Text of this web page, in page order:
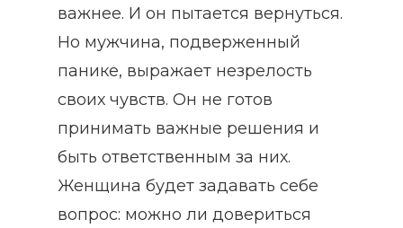
важнее. И он пытается вернуться.
Но мужчина, подверженный
панике, выражает незрелость
своих чувств. Он не готов
принимать важные решения и
быть ответственным за них.
Женщина будет задавать себе
вопрос: можно ли довериться